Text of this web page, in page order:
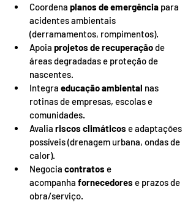
Coordena planos de emergência para
acidentes ambientais
(derramamentos, rompimentos).
Apoia projetos de recuperação de
áreas degradadas e proteção de
nascentes.
Integra educação ambiental nas
rotinas de empresas, escolas e
comunidades.
Avalia riscos climáticos e adaptações
possíveis (drenagem urbana, ondas de
calor).
Negocia contratos e
acompanha fornecedores e prazos de
obra/serviço.